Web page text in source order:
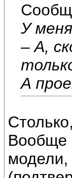
У
– А,
А
Вообще
модели,